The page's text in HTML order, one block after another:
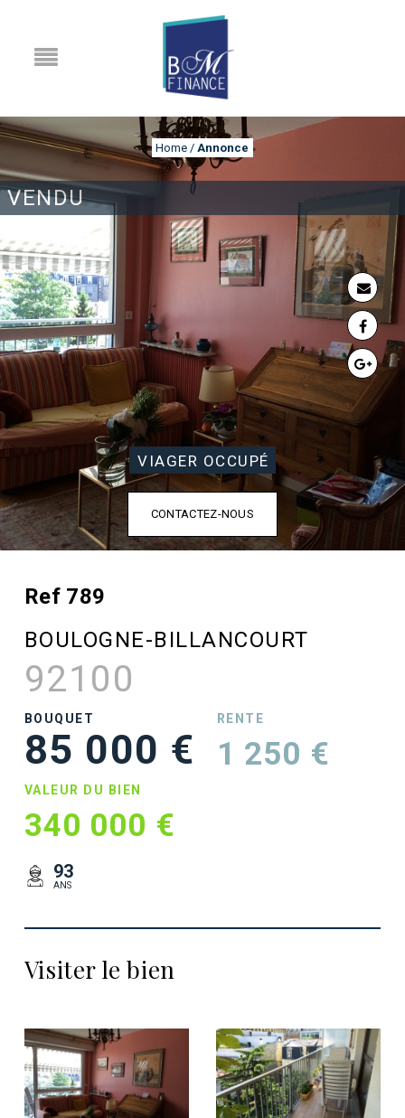
VENDU
Home / Annonce
ANNONCE
VIAGER OCCUPÉ
CONTACTEZ-NOUS
Ref 789
BOULOGNE-BILLANCOURT
92100
BOUQUET
85 000 €
RENTE
1 250 €
VALEUR DU BIEN
340 000 €
93
ANS
Visiter le bien